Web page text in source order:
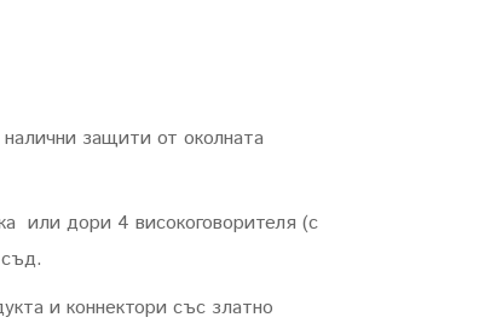
защити от околната
или дори 4 високоговорителя (с
и коннектори със златно